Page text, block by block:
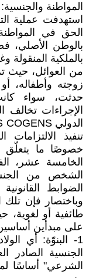
المواطنة
استهدفت عملية
الحق في
بالوطن الأصلي،
بالملكية المنقولة
من العوائل، حيث
زوجته وأطفاله،
حدثت، سواء
الإجراءات تخالف
خصوصًا ما يتعلّق
الخامسة عشر،
الشخص من
الضوابط
وباختصار فإن
طائفية أو لغوية،
على مبدأين
1- البنوّة: أي
الشرعي" أساسًا